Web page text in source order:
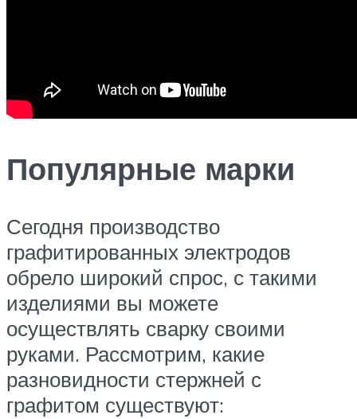
Популярные марки
Сегодня производство
графитированных электродов
обрело широкий спрос, с такими
изделиями вы можете
осуществлять сварку своими
руками. Рассмотрим, какие
разновидности стержней с
графитом существуют: